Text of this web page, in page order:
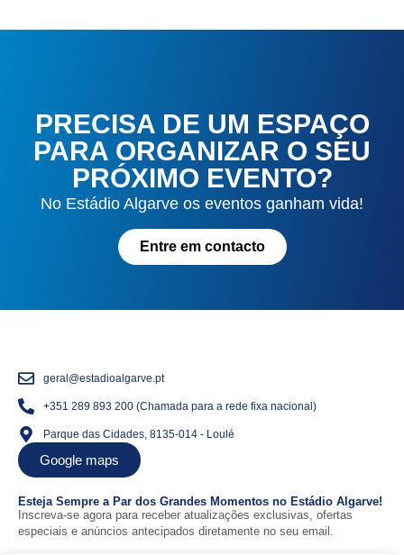
PRECISA DE UM ESPAÇO
PARA ORGANIZAR O SEU
PRÓXIMO EVENTO?
No Estádio Algarve os eventos ganham vida!
Entre em contacto
geral@estadioalgarve.pt
+351 289 893 200 (Chamada para a rede fixa nacional)
Parque das Cidades, 8135-014 - Loulé
Google maps
Esteja Sempre a Par dos Grandes Momentos no Estádio Algarve!
Inscreva-se agora para receber atualizações exclusivas, ofertas
especiais e anúncios antecipados diretamente no seu email.